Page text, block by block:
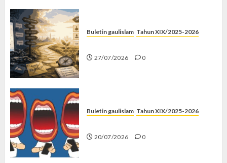
Buletin gaulislam Tahun XIX/2025-2026
27/07/2026 0
Buletin gaulislam Tahun XIX/2025-2026
20/07/2026 0